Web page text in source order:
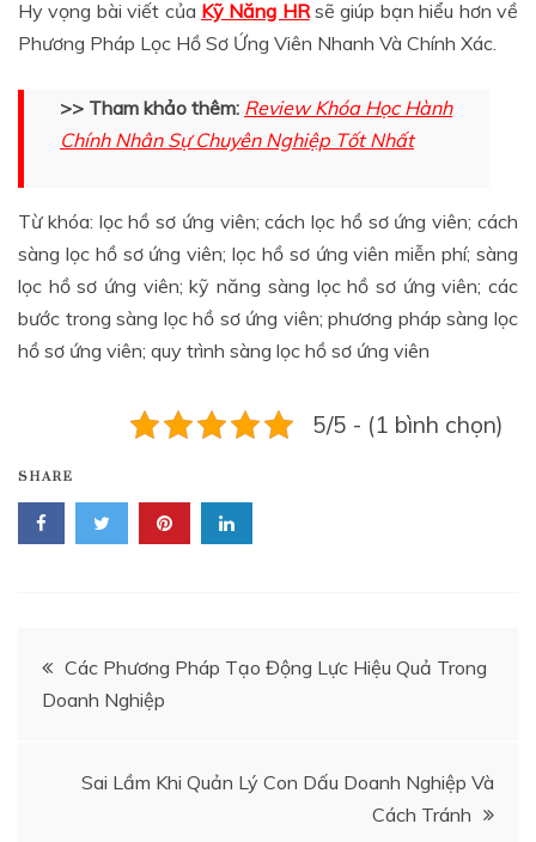
Hy vọng bài viết của Kỹ Năng HRsẽ giúp bạn hiểu hơn về
Phương Pháp Lọc Hồ Sơ Ứng Viên Nhanh Và Chính Xác.
>> Tham khảo thêm: Review Khóa Học Hành
Chính Nhân Sự Chuyên Nghiệp Tốt Nhất
Từ khóa: lọc hồ sơ ứng viên; cách lọc hồ sơ ứng viên; cách
sàng lọc hồ sơ ứng viên; lọc hồ sơ ứng viên miễn phí; sàng
lọc hồ sơ ứng viên; kỹ năng sàng lọc hồ sơ ứng viên; các
bước trong sàng lọc hồ sơ ứng viên; phương pháp sàng lọc
hồ sơ ứng viên; quy trình sàng lọc hồ sơ ứng viên
5/5 - (1 bình chọn)
SHARE
Điều
hướng
Các Phương Pháp Tạo Động Lực Hiệu Quả Trong
Doanh Nghiệp
Sai Lầm Khi Quản Lý Con Dấu Doanh Nghiệp Và
Cách Tránh